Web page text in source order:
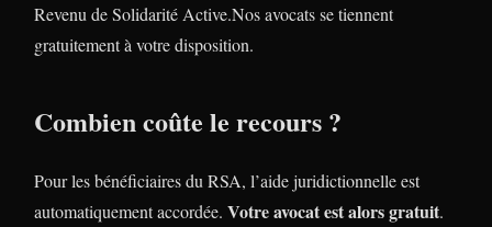
Revenu de Solidarité Active.Nos avocats se tiennent
gratuitement à votre disposition.
Combien coûte le recours ?
Pour les bénéficiaires du RSA, l’aide juridictionnelle est
automatiquement accordée. Votre avocat est alors gratuit.